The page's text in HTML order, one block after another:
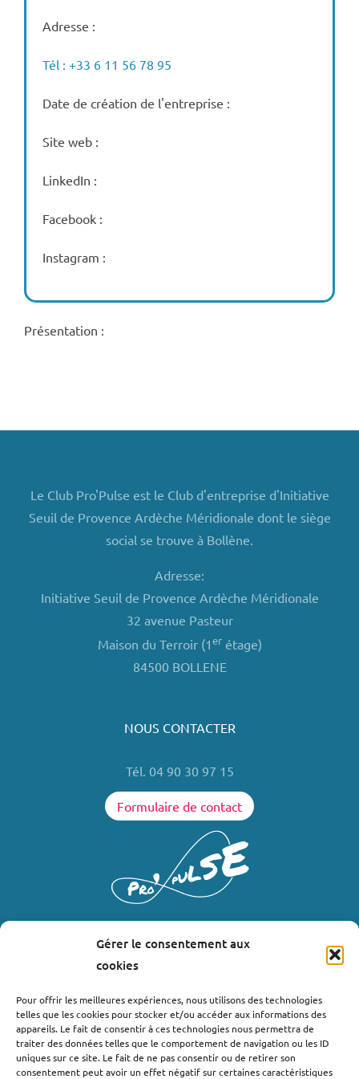
Gérer le consentement aux
cookies
Pour offrir les meilleures expériences, nous utilisons des technologies
telles que les cookies pour stocker et/ou accéder aux informations des
appareils. Le fait de consentir à ces technologies nous permettra de
traiter des données telles que le comportement de navigation ou les ID
uniques sur ce site. Le fait de ne pas consentir ou de retirer son
consentement peut avoir un effet négatif sur certaines caractéristiques
Adresse :
Tél : +33 6 11 56 78 95
Date de création de l'entreprise :
Site web :
LinkedIn :
Facebook :
Instagram :
Présentation :
Le Club Pro'Pulse est le Club d'entreprise d'Initiative
Seuil de Provence Ardèche Méridionale dont le siège
social se trouve à Bollène.
Adresse:
Initiative Seuil de Provence Ardèche Méridionale
32 avenue Pasteur
Maison du Terroir (1erétage)
84500 BOLLENE
NOUS CONTACTER
Tél. 04 90 30 97 15
Formulaire de contact
Où nous trouver ?
Bollène
Nyons
Valréas